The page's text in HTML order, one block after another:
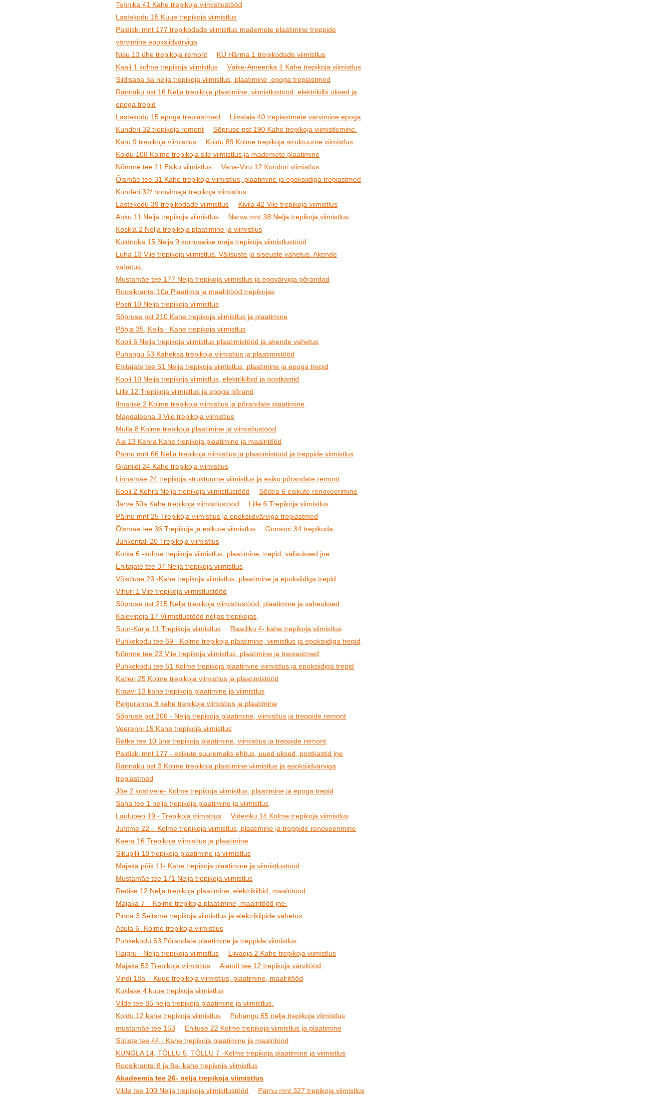
Tehnika 41 Kahe trepikoja viimistlustööd
Lastekodu 15 Kuue trepikoja viimistlus
Paldiski mnt 177 trepikodade viimistlus mademete plaatimine treppide
värvimine epoksiidvärviga
Nisu 13 ühe trepikoja remont
KÜ Härma 1 trepikodade viimistlus
Kaali 1 kolme trepikoja viimistlus
Väike-Ameerika 1 Kahe trepikoja viimistlus
Siidisaba 5a nelja trepikoja viimistlus, plaatimine, epoga trepiastmed
Rännaku pst 16 Nelja trepikoja plaatimine, viimistlustööd, elektrikilbi uksed ja
epoga trepid
Lastekodu 15 epoga trepiastmed
Liivalaia 40 trepiastmete värvimine epoga
Kunderi 32 trepikoja remont
Sõpruse pst 190 Kahe trepikoja viimistlemine.
Karu 9 trepikoja viimistlus
Koidu 89 Kolme trepikoja struktuurne viimistlus
Koidu 108 Kolme trepikoja sile viimistlus ja mademete plaatimine
Nõmme tee 11 Esiku viimistlus
Vana-Viru 12 Koridori viimistlus
Õismäe tee 31 Kahe trepikoja viimistlus, plaatimine ja epoksiidiga trepiastmed
Kunderi 32/ hoovimaja trepikoja viimistlus
Lastekodu 39 trepikodade viimistlus
Kivila 42 Viie trepikoja viimistlus
Anku 11 Nelja trepikoja viimistlus
Narva mnt 38 Nelja trepikoja viimistlus
Koskla 2 Nelja trepikoja plaatimine ja viimistlus
Kuldnoka 15 Nelja 9 korruselise maja trepikoja viimistlustööd
Luha 13 Viie trepikoja viimistlus. Välisuste ja siseuste vahetus. Akende
vahetus.
Mustamäe tee 177 Nelja trepikoja viimistlus ja epovärviga põrandad
Roosikrantsi 10a Plaatimis ja maalritööd trepikojas
Posti 10 Nelja trepikoja viimistlus
Sõpruse pst 210 Kahe trepikoja viimistlus ja plaatimine
Põhja 35, Keila - Kahe trepikoja viimistlus
Kooli 6 Nelja trepikoja viimistlus plaatimistööd ja akende vahetus
Puhangu 53 Kaheksa trepikoja viimistlus ja plaatimistööd
Ehitajate tee 51 Nelja trepikoja viimistlus, plaatimine ja epoga trepid
Kooli 10 Nelja trepikoja viimistlus, elektrikilbid ja postkastid
Lille 12 Trepikoja viimistlus ja epoga põrand
Ilmarise 2 Kolme trepikoja viimistlus ja põrandate plaatimine
Magdaleena 3 Viie trepikoja viimistlus
Mulla 8 Kolme trepikoja plaatimine ja viimistlustööd
Aia 13 Kehra Kahe trepikoja plaatimine ja maalritööd
Pärnu mnt 66 Nelja trepikoja viimistlus ja plaatimistööd ja treppide viimistlus
Graniidi 24 Kahe trepikoja viimistlus
Linnamäe 24 trepikoja struktuurne viimistlus ja esiku põrandate remont
Kooli 2 Kehra Nelja trepikoja viimistlustööd
Sõstra 6 esikute renoveerimine
Järve 50a Kahe trepikoja viimistlustööd
Lille 6 Trepikoja viimistlus
Pärnu mnt 25 Trepikoja viimistlus ja epoksiidvärviga trepiastmed
Õismäe tee 36 Trepikoja ja esikute viimistlus
Gonsiori 34 trepikoda
Juhkentali 20 Trepikoja viimistlus
Kotka 6 -kolme trepikoja viimistlus, plaatimine, trepid, välisuksed jne
Ehitajate tee 37 Nelja trepikoja viimistlus
Võistluse 23 -Kahe trepikoja viimistlus, plaatimine ja epoksiidiga trepid
Vihuri 1 Viie trepikoja viimistlustööd
Sõpruse pst 215 Nelja trepikoja viimistlustööd, plaatimine ja vaheuksed
Kalevipoja 17 Viimistlustööd neljas trepikojas
Suur-Karja 11 Trepikoja viimistlus
Raadiku 4- kahe trepikoja viimistlus
Puhkekodu tee 69 - Kolme trepikoja plaatimine, viimistlus ja epoksiidiga trepid
Nõmme tee 23 Viie trepikoja viimistlus, plaatimine ja trepiastmed
Puhkekodu tee 61 Kolme trepikoja plaatimine viimistlus ja epoksiidiga trepid
Katleri 25 Kolme trepikoja viimistlus ja plaatimistööd
Kraavi 13 kahe trepikoja plaatimine ja viimistlus
Pelguranna 9 kahe trepikoja viimistlus ja plaatimine
Sõpruse pst 206 - Nelja trepikoja plaatimine, viimistlus ja treppide remont
Veerenni 15 Kahe trepikoja viimistlus
Retke tee 10 ühe trepikoja plaatimine, viimistlus ja treppide remont
Paldiski mnt 177 - esikute suuremaks ehitus, uued uksed, postkastid jne
Rännaku pst 3 Kolme trepikoja plaatimine viimistlus ja epoksiidvärviga
trepiastmed
Jõe 2 kostivere- Kolme trepikoja viimistlus, plaatimine ja epoga trepid
Saha tee 1 nelja trepikoja plaatimine ja viimistlus
Laulupeo 19 - Trepikoja viimistlus
Videviku 14 Kolme trepikoja viimistlus
Juhtme 22 – Kolme trepikoja viimistlus, plaatimine ja treppide renoveerimine
Kaera 16 Trepikoja viimistlus ja plaatimine
Sikupilli 18 trepikoja plaatimine ja viimistlus
Majaka põik 11- Kahe trepikoja plaatimine ja viimistlustööd
Mustamäe tee 171 Nelja trepikoja viimistlus
Redise 12 Nelja trepikoja plaatimine, elektrikilbid, maalritööd
Majaka 7 – Kolme trepikoja plaatimine, maalritööd jne.
Pinna 3 Seitsme trepikoja viimistlus ja elektrikilpide vahetus
Asula 6 -Kolme trepikoja viimistlus
Puhkekodu 63 Põrandate plaatimine ja treppide viimistlus
Haigru - Nelja trepikoja viimistlus
Liivaoja 2 Kahe trepikoja viimistlus
Majaka 53 Trepikoja viimistlus
Aiandi tee 12 trepikoja värvitööd
Vindi 18a – Kuue trepikoja viimistlus, plaatimine, maalritööd
Kuklase 4 kuue trepikoja viimistlus
Vilde tee 85 nelja trepikoja plaatimine ja viimistlus.
Koidu 12 kahe trepikoja viimistlus
Puhangu 65 nelja trepikoja viimistlus
mustamäe tee 153
Ehituse 22 Kolme trepikoja viimistlus ja plaatimine
Sütiste tee 44 - Kahe trepikoja plaatimine ja maalritööd
KUNGLA 14, TÕLLU 5, TÕLLU 7 -Kolme trepikoja plaatimine ja viimistlus
Roosikrantsi 8 ja 8a- kahe trepikoja viimistlus
Akadeemia tee 26- nelja trepikoja viimistlus
Vilde tee 100 Nelja trepikoja viimistlustööd
Pärnu mnt 327 trepikoja viimistlus